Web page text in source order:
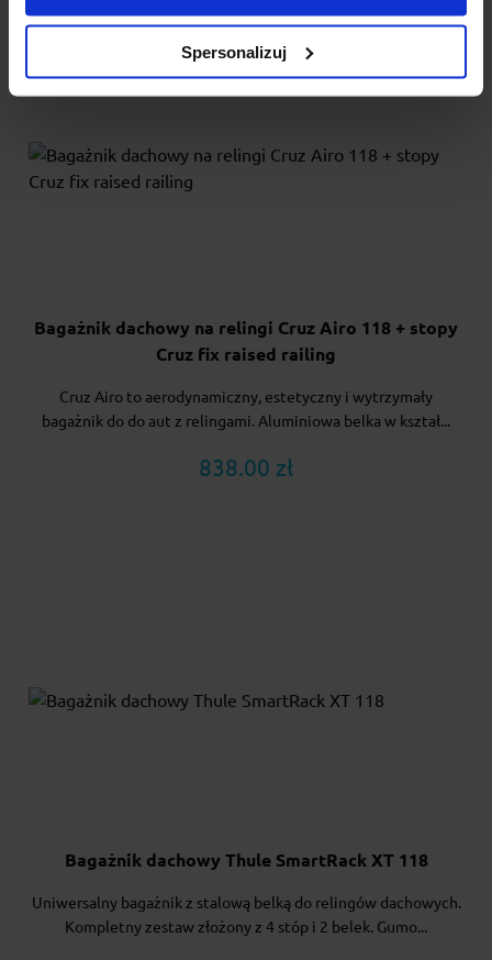
Spersonalizuj
Bagażnik dachowy na relingi Cruz Airo 118 + stopy
Cruz fix raised railing
Cruz Airo to aerodynamiczny, estetyczny i wytrzymały
bagażnik do do aut z relingami. Aluminiowa belka w kształ...
838.00 zł
Bagażnik dachowy Thule SmartRack XT 118
Uniwersalny bagażnik z stalową belką do relingów dachowych.
Kompletny zestaw złożony z 4 stóp i 2 belek. Gumo...